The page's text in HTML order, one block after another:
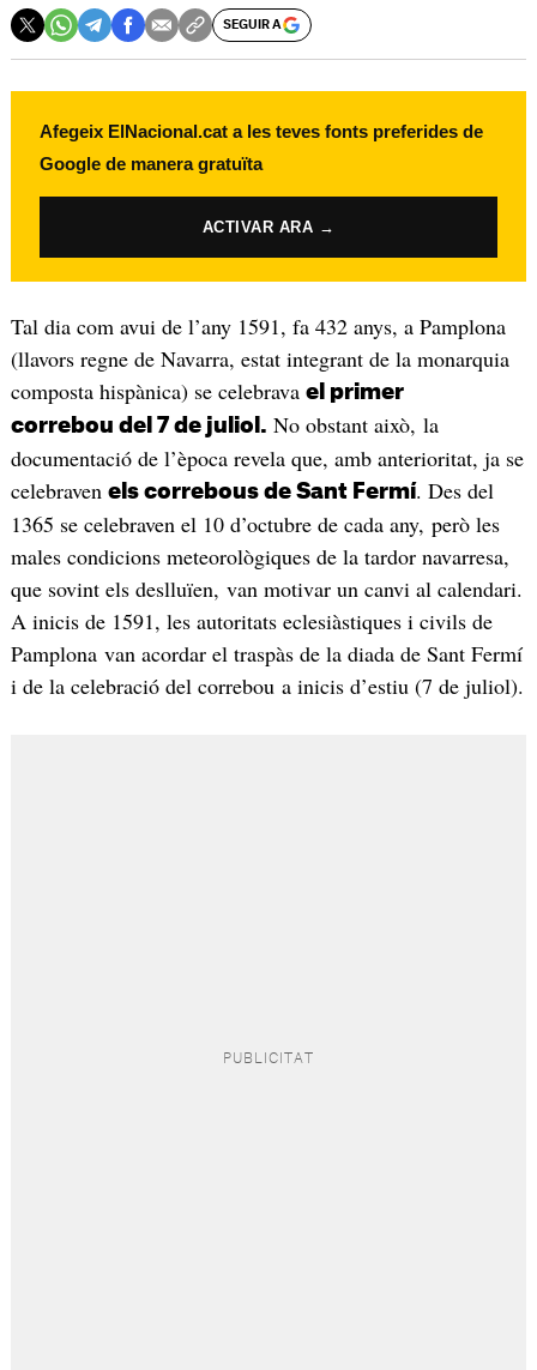
SEGUIR A
Afegeix ElNacional.cat a les teves fonts preferides de
Google de manera gratuïta
ACTIVAR ARA →
Tal dia com avui de l’any 1591, fa 432 anys, a Pamplona
(llavors regne de Navarra, estat integrant de la monarquia
composta hispànica) se celebrava el primer
correbou del 7 de juliol. No obstant això, la
documentació de l’època revela que, amb anterioritat, ja se
celebraven els correbous de Sant Fermí. Des del
1365 se celebraven el 10 d’octubre de cada any, però les
males condicions meteorològiques de la tardor navarresa,
que sovint els deslluïen, van motivar un canvi al calendari.
A inicis de 1591, les autoritats eclesiàstiques i civils de
Pamplona van acordar el traspàs de la diada de Sant Fermí
i de la celebració del correbou a inicis d’estiu (7 de juliol).